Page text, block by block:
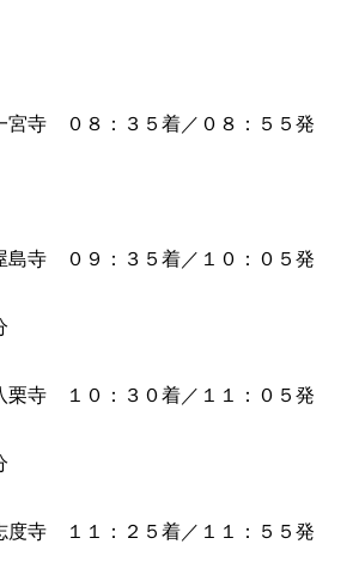
寺 ０８：３５着／０８：５５発
寺 ０９：３５着／１０：０５発
寺 １０：３０着／１１：０５発
寺 １１：２５着／１１：５５発